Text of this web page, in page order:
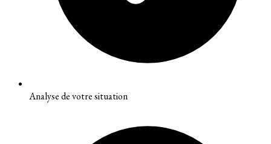
Analyse de votre situation